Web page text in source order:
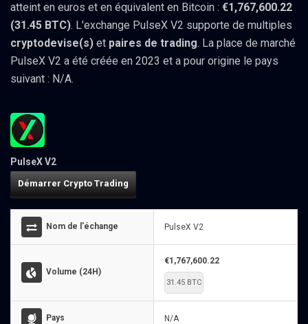
atteint en euros et en équivalent en Bitcoin : €1,767,600.22
(31.45 BTC). L'exchange PulseX V2 supporte de multiples
cryptodevise(s) et paires de trading. La place de marché
PulseX V2 a été créée en 2023 et a pour origine le pays
suivant : N/A.
PulseX V2
Démarrer Crypto Trading
Nom de l'échange PulseX V2
Volume (24H)
€1,767,600.22
31.45 BTC
Pays N/A